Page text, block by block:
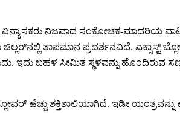
ವಿನ್ಯಾಸಕರು ನಿಜವಾದ ಸಂಕೋಚಕ-ಮಾದರಿಯ
ತಾಪಮಾನ ಪ್ರದರ್ಶನವಿದೆ. ಎಕ್ಸಾಸ್ಟ್
ಇದು ಬಹಳ ಸೀಮಿತ ಸ್ಥಳವನ್ನು ಹೊಂದಿರುವ
ಹೆಚ್ಚು ಶಕ್ತಿಶಾಲಿಯಾಗಿದೆ. ಇಡೀ ಯಂತ್ರವನ್ನು